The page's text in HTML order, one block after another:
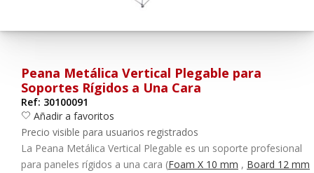
Entrar
Peana Metálica Vertical Plegable para
Soportes Rígidos a Una Cara
Ref: 30100091
Añadir a favoritos
Precio visible para usuarios registrados
La Peana Metálica Vertical Plegable es un soporte profesional
para paneles rígidos a una cara (Foam X 10 mm , Board 12 mm